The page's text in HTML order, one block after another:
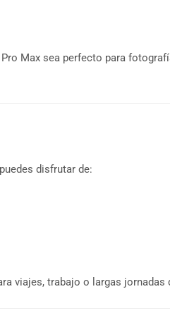
Max sea perfecto para
disfrutar de:
viajes, trabajo o largas jornadas